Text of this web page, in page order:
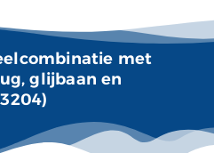
met
glijbaan en